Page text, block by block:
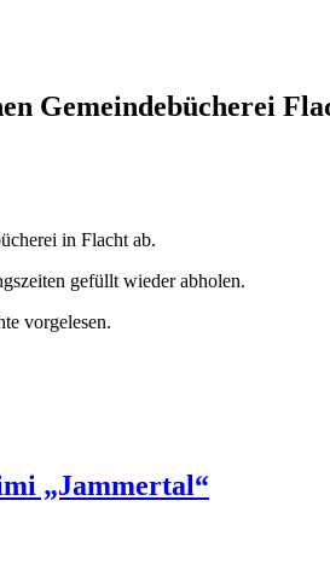
Gemeindebücherei
in Flacht ab.
gefüllt wieder abholen.
vorgelesen.
„Jammertal“